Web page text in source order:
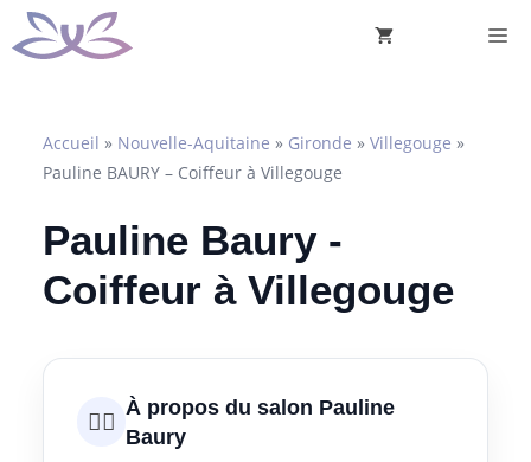
Aller
au
Accueil » Nouvelle-Aquitaine » Gironde » Villegouge »
Pauline BAURY – Coiffeur à Villegouge
Pauline Baury -
Coiffeur à Villegouge
💇‍♀️ À propos du salon Pauline
Baury